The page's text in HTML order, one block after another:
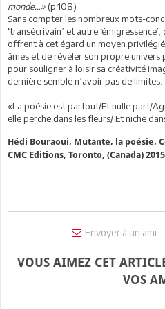
monde…» (p.108)
Sans compter les nombreux mots-
‘transécrivain’ et autre
offrent à cet égard un moyen
âmes et de révéler son propre
pour souligner à loisir sa créativité
dernière semble n’avoir pas de limites:
«La poésie est partout/Et nulle part/
elle perche dans les fleurs/ Et niche
Hédi Bouraoui, Mutante, la poésie,
CMC Editions, Toronto, (Canada)
Envoyer à un ami
VOUS AIMEZ CET
VOS